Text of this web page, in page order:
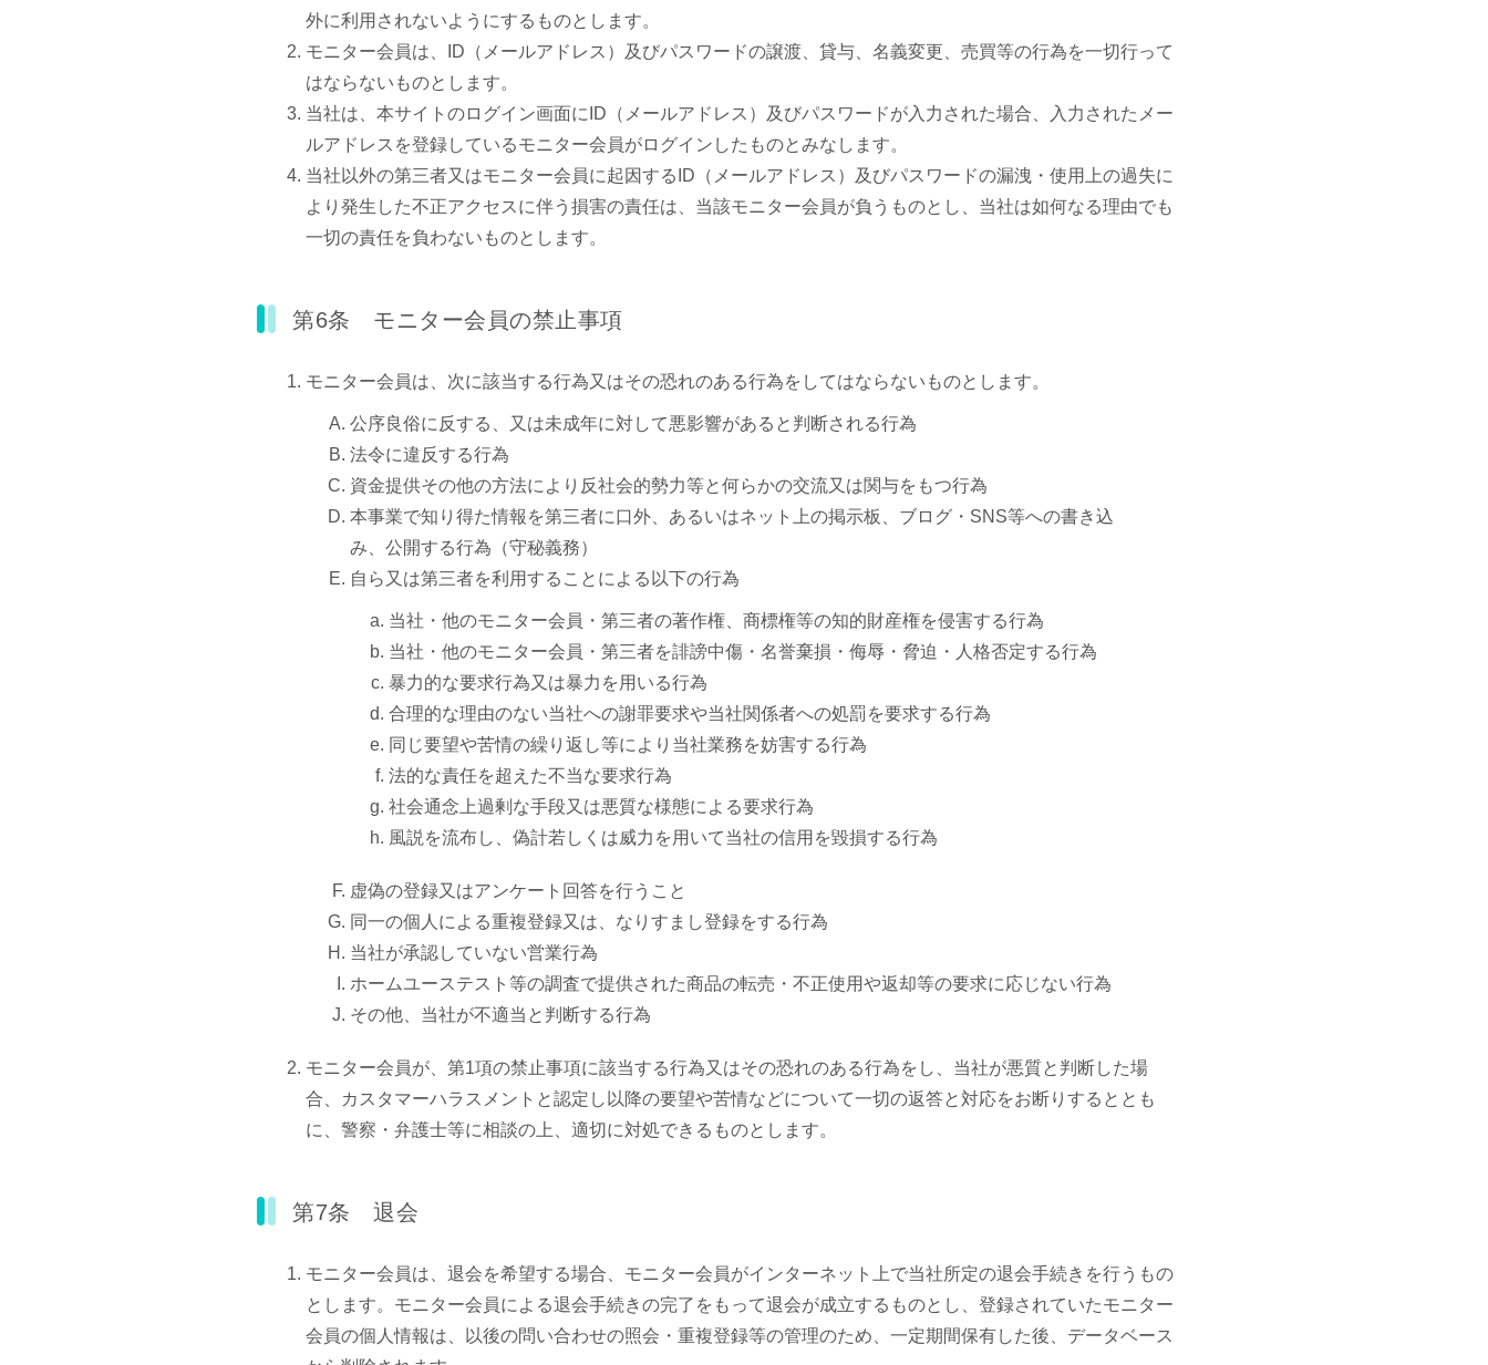
外に利用されないようにするものとします。
モニター会員は、ID（メールアドレス）及びパスワードの譲渡、貸与、名義変更、売買等の行為を一切行って
はならないものとします。
当社は、本サイトのログイン画面にID（メールアドレス）及びパスワードが入力された場合、入力されたメー
ルアドレスを登録しているモニター会員がログインしたものとみなします。
当社以外の第三者又はモニター会員に起因するID（メールアドレス）及びパスワードの漏洩・使用上の過失に
より発生した不正アクセスに伴う損害の責任は、当該モニター会員が負うものとし、当社は如何なる理由でも
一切の責任を負わないものとします。
第6条 モニター会員の禁止事項
モニター会員は、次に該当する行為又はその恐れのある行為をしてはならないものとします。
公序良俗に反する、又は未成年に対して悪影響があると判断される行為
法令に違反する行為
資金提供その他の方法により反社会的勢力等と何らかの交流又は関与をもつ行為
本事業で知り得た情報を第三者に口外、あるいはネット上の掲示板、ブログ・SNS等への書き込
み、公開する行為（守秘義務）
自ら又は第三者を利用することによる以下の行為
当社・他のモニター会員・第三者の著作権、商標権等の知的財産権を侵害する行為
当社・他のモニター会員・第三者を誹謗中傷・名誉棄損・侮辱・脅迫・人格否定する行為
暴力的な要求行為又は暴力を用いる行為
合理的な理由のない当社への謝罪要求や当社関係者への処罰を要求する行為
同じ要望や苦情の繰り返し等により当社業務を妨害する行為
法的な責任を超えた不当な要求行為
社会通念上過剰な手段又は悪質な様態による要求行為
風説を流布し、偽計若しくは威力を用いて当社の信用を毀損する行為
虚偽の登録又はアンケート回答を行うこと
同一の個人による重複登録又は、なりすまし登録をする行為
当社が承認していない営業行為
ホームユーステスト等の調査で提供された商品の転売・不正使用や返却等の要求に応じない行為
その他、当社が不適当と判断する行為
モニター会員が、第1項の禁止事項に該当する行為又はその恐れのある行為をし、当社が悪質と判断した場
合、カスタマーハラスメントと認定し以降の要望や苦情などについて一切の返答と対応をお断りするととも
に、警察・弁護士等に相談の上、適切に対処できるものとします。
第7条 退会
モニター会員は、退会を希望する場合、モニター会員がインターネット上で当社所定の退会手続きを行うもの
とします。モニター会員による退会手続きの完了をもって退会が成立するものとし、登録されていたモニター
会員の個人情報は、以後の問い合わせの照会・重複登録等の管理のため、一定期間保有した後、データベース